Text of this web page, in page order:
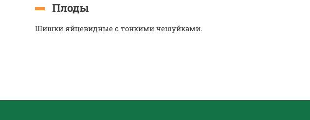
Плоды
Шишки яйцевидные с тонкими чешуйками.